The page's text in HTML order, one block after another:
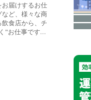
届けするお仕
ど、様々な商
食店から、チ
"お仕事です。
に同乗してル
ことなどなん